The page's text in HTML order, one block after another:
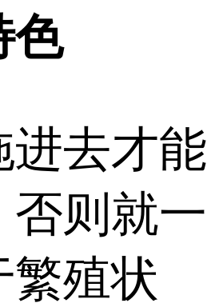
色
进去才能
否则就一
繁殖状